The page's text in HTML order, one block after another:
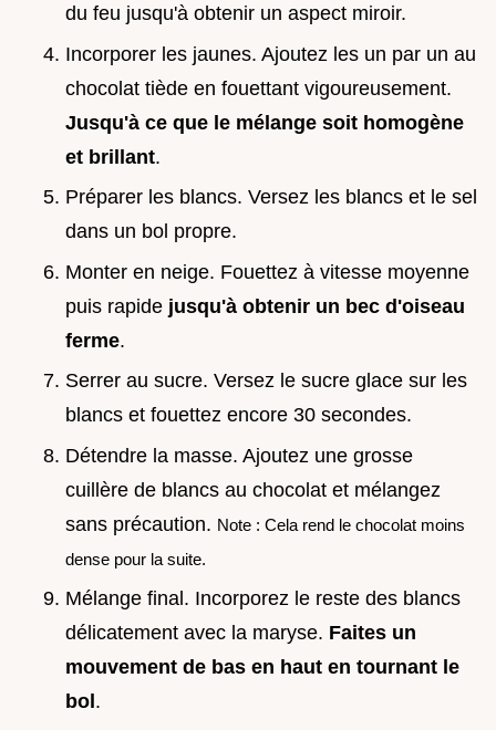
du feu jusqu'à obtenir un aspect miroir.
Incorporer les jaunes. Ajoutez les un par un au
chocolat tiède en fouettant vigoureusement.
Jusqu'à ce que le mélange soit homogène
et brillant.
Préparer les blancs. Versez les blancs et le sel
dans un bol propre.
Monter en neige. Fouettez à vitesse moyenne
puis rapide jusqu'à obtenir un bec d'oiseau
ferme.
Serrer au sucre. Versez le sucre glace sur les
blancs et fouettez encore 30 secondes.
Détendre la masse. Ajoutez une grosse
cuillère de blancs au chocolat et mélangez
sans précaution. Note : Cela rend le chocolat moins
dense pour la suite.
Mélange final. Incorporez le reste des blancs
délicatement avec la maryse. Faites un
mouvement de bas en haut en tournant le
bol .